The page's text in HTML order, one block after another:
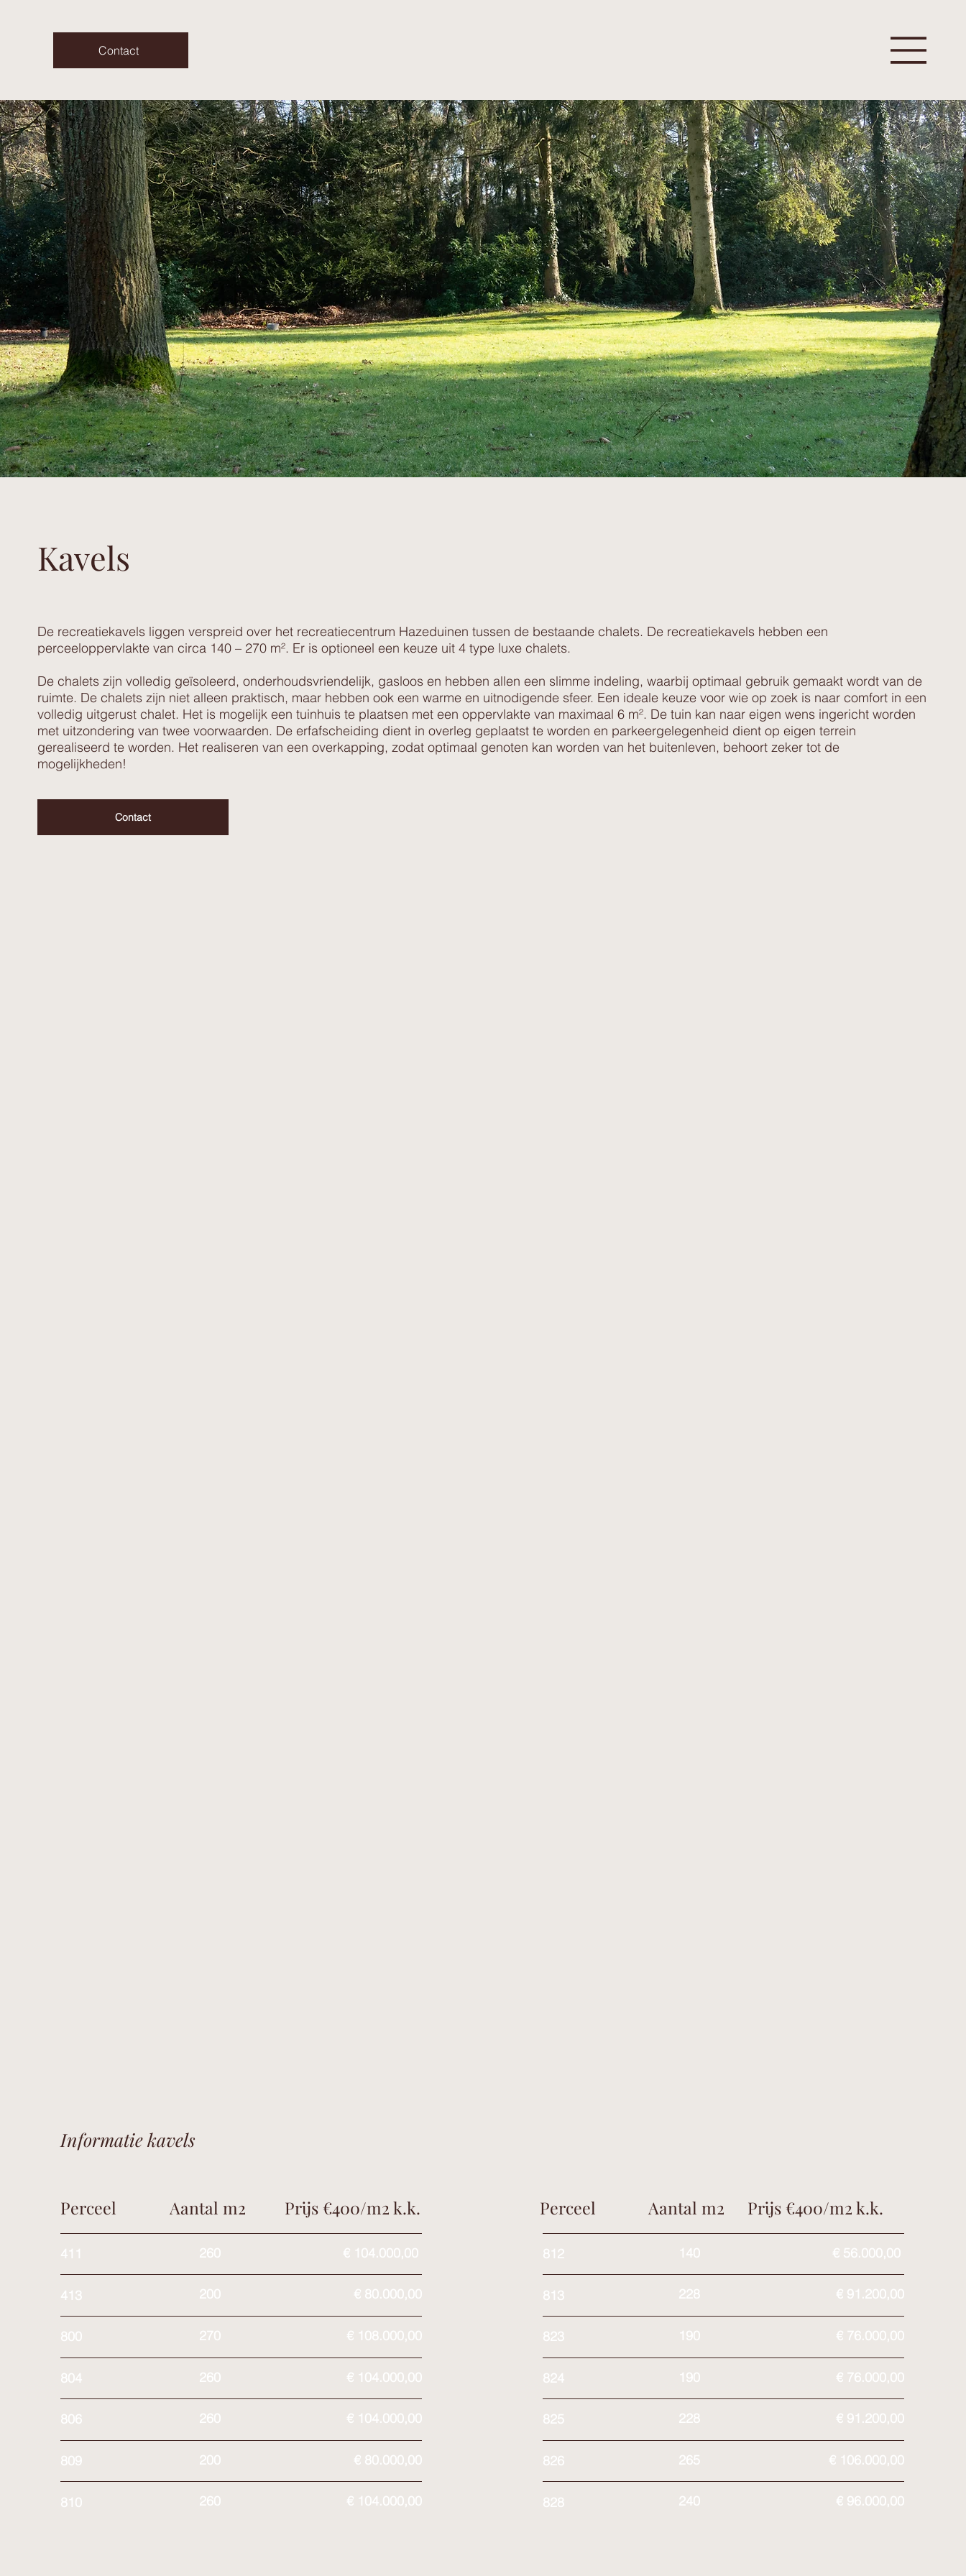
Contact
Kavels
De recreatiekavels liggen verspreid over het recreatiecentrum Hazeduinen tussen de bestaande chalets. De recreatiekavels hebben een
perceeloppervlakte van circa 140 – 270 m². Er is optioneel een keuze uit 4 type luxe chalets.
De chalets zijn volledig geïsoleerd, onderhoudsvriendelijk, gasloos en hebben allen een slimme indeling, waarbij optimaal gebruik gemaakt wordt van de
ruimte. De chalets zijn niet alleen praktisch, maar hebben ook een warme en uitnodigende sfeer. Een ideale keuze voor wie op zoek is naar comfort in een
volledig uitgerust chalet. Het is mogelijk een tuinhuis te plaatsen met een oppervlakte van maximaal 6 m². De tuin kan naar eigen wens ingericht worden
met uitzondering van twee voorwaarden. De erfafscheiding dient in overleg geplaatst te worden en parkeergelegenheid dient op eigen terrein
gerealiseerd te worden. Het realiseren van een overkapping, zodat optimaal genoten kan worden van het buitenleven, behoort zeker tot de
mogelijkheden!
Contact
Informatie kavels
Perceel Aantal m2 Prijs €400/m2 k.k.
411 260 € 104.000,00
413 200 € 80.000,00
800 270 € 108.000,00
804 260 € 104.000,00
806 260 € 104.000,00
809 200 € 80.000,00
810 260 € 104.000,00
Perceel
812 140 € 56.000,00
813 228 € 91.200,00
823 190 € 76.000,00
824 190 € 76.000,00
825 228 € 91.200,00
826 265 € 106.000,00
828 240 € 96.000,00
Aantal m2 Prijs €400/m2 k.k.